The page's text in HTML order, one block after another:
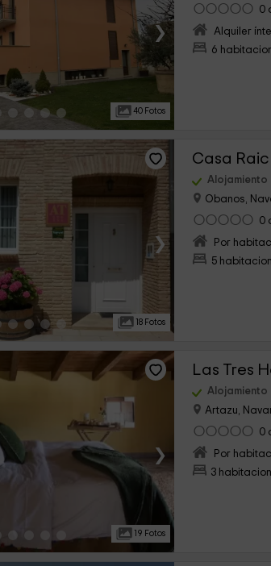
›
40 Fotos
0
Alquiler
6
›
18 Fotos
Casa
Alojamiento
Obanos,
0
Por
5
›
19 Fotos
Las Tres
Alojamiento
Artazu,
0
Por
3